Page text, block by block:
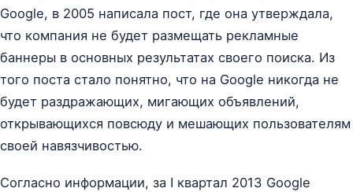
Google, в 2005 написала пост, где она утверждала,
что компания не будет размещать рекламные
баннеры в основных результатах своего поиска. Из
того поста стало понятно, что на Google никогда не
будет раздражающих, мигающих объявлений,
открывающихся повсюду и мешающих пользователям
своей навязчивостью.
Согласно информации, за I квартал 2013 Google